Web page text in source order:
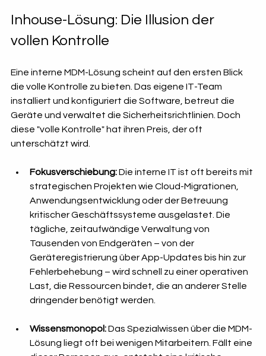
Inhouse-Lösung: Die Illusion der
vollen Kontrolle
Eine interne MDM-Lösung scheint auf den ersten Blick
die volle Kontrolle zu bieten. Das eigene IT-Team
installiert und konfiguriert die Software, betreut die
Geräte und verwaltet die Sicherheitsrichtlinien. Doch
diese "volle Kontrolle" hat ihren Preis, der oft
unterschätzt wird.
Fokusverschiebung: Die interne IT ist oft bereits mit
strategischen Projekten wie Cloud-Migrationen,
Anwendungsentwicklung oder der Betreuung
kritischer Geschäftssysteme ausgelastet. Die
tägliche, zeitaufwändige Verwaltung von
Tausenden von Endgeräten – von der
Geräteregistrierung über App-Updates bis hin zur
Fehlerbehebung – wird schnell zu einer operativen
Last, die Ressourcen bindet, die an anderer Stelle
dringender benötigt werden.
Wissensmonopol: Das Spezialwissen über die MDM-
Lösung liegt oft bei wenigen Mitarbeitern. Fällt eine